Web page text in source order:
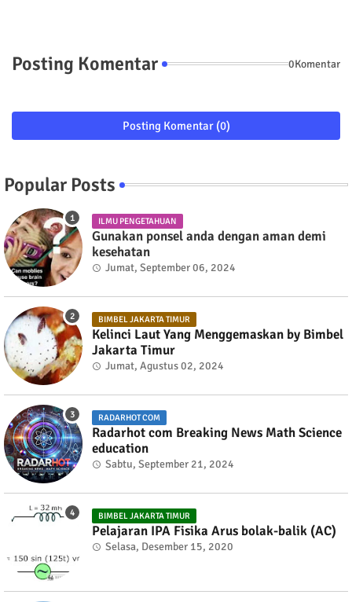
Posting Komentar 0Komentar
Posting Komentar (0)
Popular Posts
ILMU PENGETAHUAN
Gunakan ponsel anda dengan aman demi
kesehatan
Jumat, September 06, 2024
BIMBEL JAKARTA TIMUR
Kelinci Laut Yang Menggemaskan by Bimbel
Jakarta Timur
Jumat, Agustus 02, 2024
RADARHOT COM
Radarhot com Breaking News Math Science
education
Sabtu, September 21, 2024
BIMBEL JAKARTA TIMUR
Pelajaran IPA Fisika Arus bolak-balik (AC)
Selasa, Desember 15, 2020